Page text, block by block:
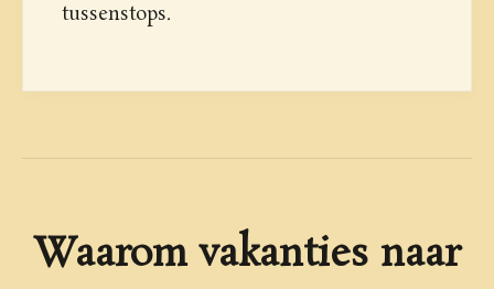
tussenstops.
Waarom vakanties naar